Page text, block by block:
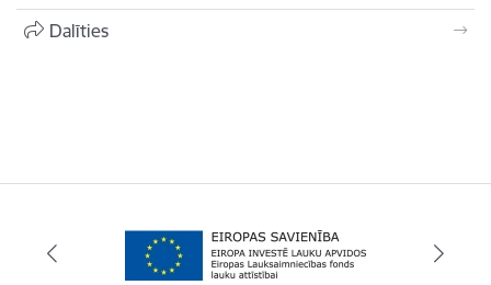
Dalīties